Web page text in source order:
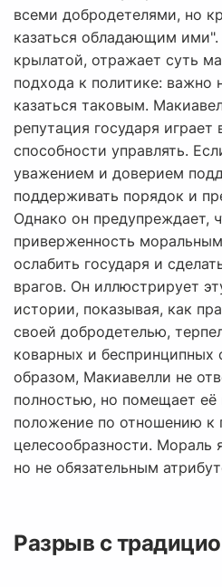
всеми добродетелями, но
казаться обладающим
крылатой, отражает суть
подхода к политике: важно
казаться таковым.
репутация государя
способности управлять.
уважением и доверием
поддерживать порядок и
Однако он предупреждает,
приверженность
ослабить государя и
врагов. Он иллюстрирует
истории, показывая, как
своей добродетелью,
коварных и беспринципных
образом, Макиавелли не
полностью, но помещает её
положение по отношению к
целесообразности. Мораль
но не обязательным
Разрыв с